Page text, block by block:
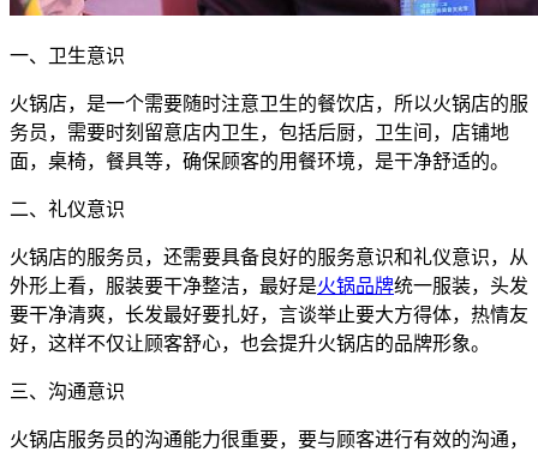
一、卫生意识
火锅店，是一个需要随时注意卫生的餐饮店，所以火锅店的服
务员，需要时刻留意店内卫生，包括后厨，卫生间，店铺地
面，桌椅，餐具等，确保顾客的用餐环境，是干净舒适的。
二、礼仪意识
火锅店的服务员，还需要具备良好的服务意识和礼仪意识，从
外形上看，服装要干净整洁，最好是火锅品牌统一服装，头发
要干净清爽，长发最好要扎好，言谈举止要大方得体，热情友
好，这样不仅让顾客舒心，也会提升火锅店的品牌形象。
三、沟通意识
火锅店服务员的沟通能力很重要，要与顾客进行有效的沟通，